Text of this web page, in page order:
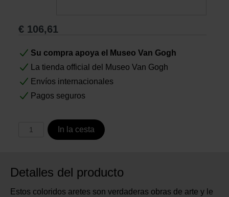
€ 106,61
Su compra apoya el Museo Van Gogh
La tienda official del Museo Van Gogh
Envíos internacionales
Pagos seguros
In la cesta
Detalles del producto
Estos coloridos aretes son verdaderas obras de arte y le